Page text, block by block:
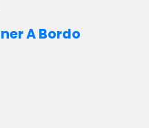
A Bordo